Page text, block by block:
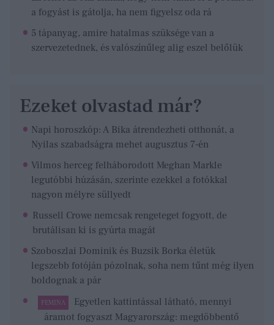
a fogyást is gátolja, ha nem figyelsz oda rá
5 tápanyag, amire hatalmas szüksége van a
szervezetednek, és valószínűleg alig eszel belőlük
Ezeket olvastad már?
Napi horoszkóp: A Bika átrendezheti otthonát, a
Nyilas szabadságra mehet augusztus 7-én
Vilmos herceg felháborodott Meghan Markle
legutóbbi húzásán, szerinte ezekkel a fotókkal
nagyon mélyre süllyedt
Russell Crowe nemcsak rengeteget fogyott, de
brutálisan ki is gyúrta magát
Szoboszlai Dominik és Buzsik Borka életük
legszebb fotóján pózolnak, soha nem tűnt még ilyen
boldognak a pár
FEMINA
Egyetlen kattintással látható, mennyi
áramot fogyaszt Magyarország: megdöbbentő